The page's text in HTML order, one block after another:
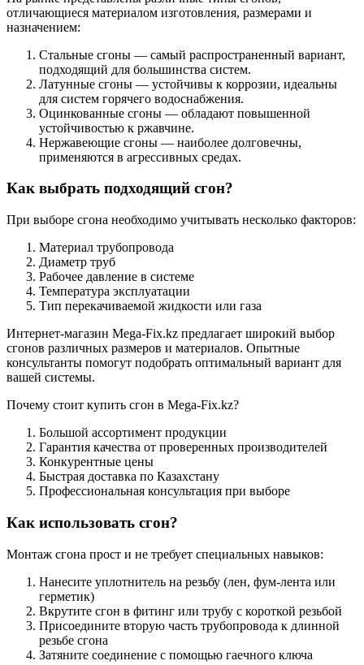
отличающиеся материалом изготовления, размерами и
назначением:
Стальные сгоны — самый распространенный вариант,
подходящий для большинства систем.
Латунные сгоны — устойчивы к коррозии, идеальны
для систем горячего водоснабжения.
Оцинкованные сгоны — обладают повышенной
устойчивостью к ржавчине.
Нержавеющие сгоны — наиболее долговечны,
применяются в агрессивных средах.
Как выбрать подходящий сгон?
При выборе сгона необходимо учитывать несколько факторов:
Материал трубопровода
Диаметр труб
Рабочее давление в системе
Температура эксплуатации
Тип перекачиваемой жидкости или газа
Интернет-магазин Mega-Fix.kz предлагает широкий выбор
сгонов различных размеров и материалов. Опытные
консультанты помогут подобрать оптимальный вариант для
вашей системы.
Почему стоит купить сгон в Mega-Fix.kz?
Большой ассортимент продукции
Гарантия качества от проверенных производителей
Конкурентные цены
Быстрая доставка по Казахстану
Профессиональная консультация при выборе
Как использовать сгон?
Монтаж сгона прост и не требует специальных навыков:
Нанесите уплотнитель на резьбу (лен, фум-лента или
герметик)
Вкрутите сгон в фитинг или трубу с короткой резьбой
Присоедините вторую часть трубопровода к длинной
резьбе сгона
Затяните соединение с помощью гаечного ключа